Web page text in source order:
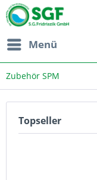
Menü
Zubehör SPM
Topseller